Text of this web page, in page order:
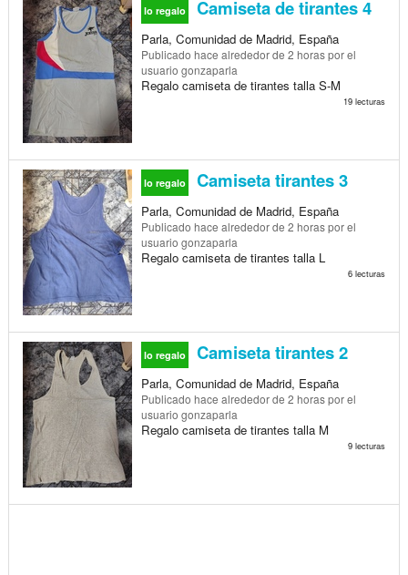
lo regalo Camiseta de tirantes 4
Parla, Comunidad de Madrid, España
Publicado hace alrededor de 2 horaspor el
usuario gonzaparla
Regalo camiseta de tirantes talla S-M
19 lecturas
lo regalo Camiseta tirantes 3
Parla, Comunidad de Madrid, España
Publicado hace alrededor de 2 horaspor el
usuario gonzaparla
Regalo camiseta de tirantes talla L
6 lecturas
lo regalo Camiseta tirantes 2
Parla, Comunidad de Madrid, España
Publicado hace alrededor de 2 horaspor el
usuario gonzaparla
Regalo camiseta de tirantes talla M
9 lecturas